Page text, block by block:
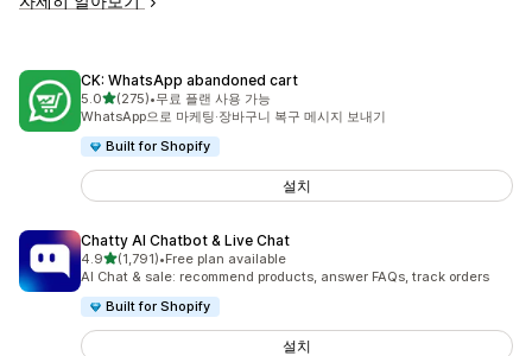
CK: WhatsApp abandoned cart
5.0별 5개 중
(275)
총 리뷰 275개
•무료 플랜 사용 가능
WhatsApp으로 마케팅·장바구니 복구 메시지 보내기
Built for Shopify
설치
Chatty AI Chatbot & Live Chat
4.9별 5개 중
(1,791)
총 리뷰 1791개
•Free plan available
AI Chat & sale: recommend products, answer FAQs, track orders
Built for Shopify
설치